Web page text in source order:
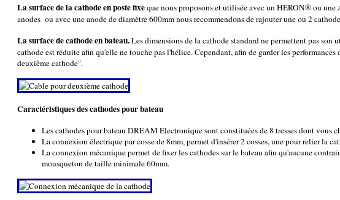
La surface de la cathode en poste fixeque nous proposons et utilisée avec un HERON® ou une
anodes ou avec une anode de diamètre 600mm nous recommendons de rajouter une ou 2
La surface de cathode en bateau.Les dimensions de la cathode standard ne permettent pas
cathode est réduite afin qu'elle ne touche pas l'hélice. Cependant, afin de garder les
deuxième cathode".
Caractéristiques des cathodes pour bateau
Les cathodes pour bateau DREAM Electronique sont constituées de 8 tresses dont vous
La connexion électrique par cosse de 8mm, permet d'insérer 2 cosses, une pour relier
La connexion mécanique permet de fixer les cathodes sur le bateau afin qu'aucune
mousqueton de taille minimale 60mm.